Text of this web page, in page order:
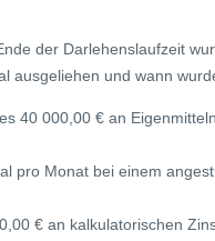
der Darlehenslaufzeit
ausgeliehen und wann
40 000,00 € an
pro Monat bei einem
€ an kalkulatorischen